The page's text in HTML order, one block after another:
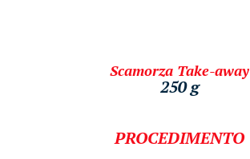
Scamorza Take-away
250 g
PROCEDIMENTO